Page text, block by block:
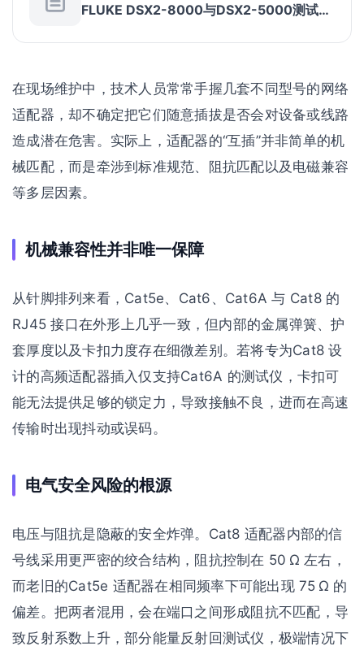
FLUKE DSX2-8000与DSX2-5000测试适
在现场维护中，技术人员常常手握几套不同型号的网络
适配器，却不确定把它们随意插拔是否会对设备或线路
造成潜在危害。实际上，适配器的“互插”并非简单的机
械匹配，而是牵涉到标准规范、阻抗匹配以及电磁兼容
等多层因素。
机械兼容性并非唯一保障
从针脚排列来看，Cat5e、Cat6、Cat6A 与 Cat8 的
RJ45 接口在外形上几乎一致，但内部的金属弹簧、护
套厚度以及卡扣力度存在细微差别。若将专为Cat8 设
计的高频适配器插入仅支持Cat6A 的测试仪，卡扣可
能无法提供足够的锁定力，导致接触不良，进而在高速
传输时出现抖动或误码。
电气安全风险的根源
电压与阻抗是隐蔽的安全炸弹。Cat8 适配器内部的信
号线采用更严密的绞合结构，阻抗控制在 50 Ω 左右，
而老旧的Cat5e 适配器在相同频率下可能出现 75 Ω 的
偏差。把两者混用，会在端口之间形成阻抗不匹配，导
致反射系数上升，部分能量反射回测试仪，极端情况下